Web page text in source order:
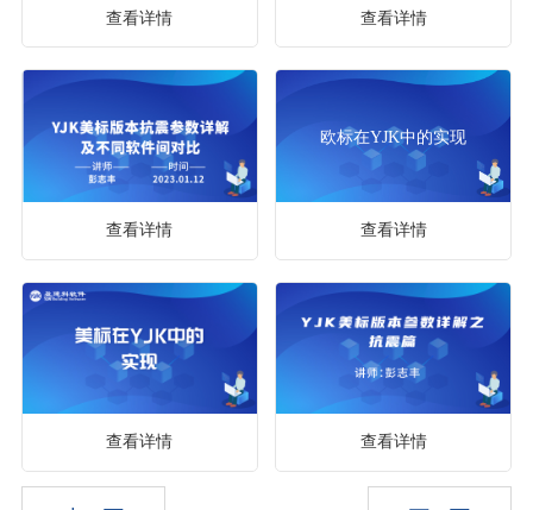
查看详情 查看详情
查看详情
欧标在YJK中的实现
查看详情
查看详情 查看详情